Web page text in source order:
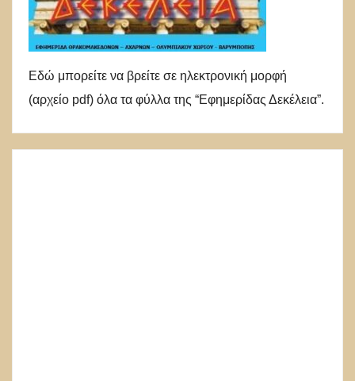
Εδώ μπορείτε να βρείτε σε ηλεκτρονική μορφή
(αρχείο pdf) όλα τα φύλλα της “Εφημερίδας Δεκέλεια”.